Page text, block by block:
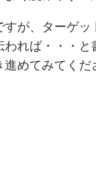
が、ターゲッ
れば・・・と
めてみてくだ